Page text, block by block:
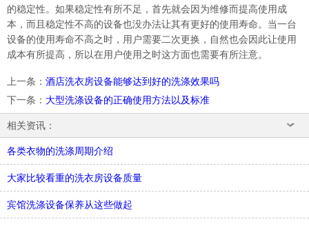
的稳定性。如果稳定性有所不足，首先就会因为维修而提高使用成
本，而且稳定性不高的设备也没办法让其有更好的使用寿命。当一台
设备的使用寿命不高之时，用户需要二次更换，自然也会因此让使用
成本有所提高，所以在用户使用之时这方面也需要有所注意。
上一条 ： 酒店洗衣房设备能够达到好的洗涤效果吗
下一条 ： 大型洗涤设备的正确使用方法以及标准
相关资讯：
各类衣物的洗涤周期介绍
大家比较看重的洗衣房设备质量
宾馆洗涤设备保养从这些做起